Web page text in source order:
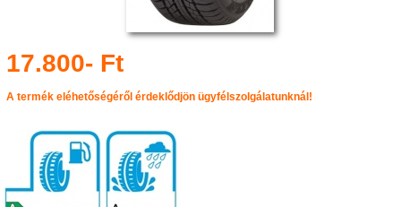
17.800- Ft
A termék eléhetőségéről érdeklődjön ügyfélszolgálatunknál!